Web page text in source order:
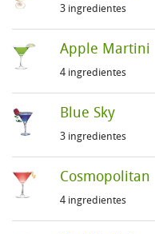
3 ingredientes
Apple Martini
4 ingredientes
Blue Sky
3 ingredientes
Cosmopolitan
4 ingredientes